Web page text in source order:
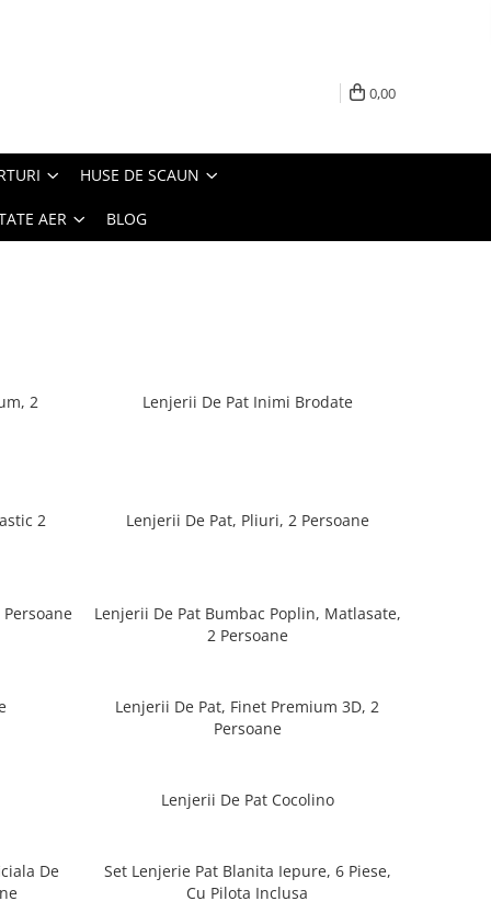
0,00
HUSE DE SCAUN
AER BLOG
2 Lenjerii De Pat Inimi Brodate
2 Lenjerii De Pat, Pliuri, 2 Persoane
Lenjerii De Pat Bumbac Poplin, Matlasate,
2 Persoane
Lenjerii De Pat, Finet Premium 3D, 2
Persoane
Lenjerii De Pat Cocolino
De
Set Lenjerie Pat Blanita Iepure, 6 Piese,
Cu Pilota Inclusa